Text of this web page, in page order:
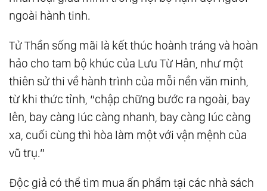
ngoài hành tinh.
Tử Thần sống mãi là kết thúc hoành tráng và hoàn
hảo cho tam bộ khúc của Lưu Từ Hân, như một
thiên sử thi về hành trình của mỗi nền văn minh,
từ khi thức tỉnh, “chập chững bước ra ngoài, bay
lên, bay càng lúc càng nhanh, bay càng lúc càng
xa, cuối cùng thì hòa làm một với vận mệnh của
vũ trụ.”
Độc giả có thể tìm mua ấn phẩm tại các nhà sách